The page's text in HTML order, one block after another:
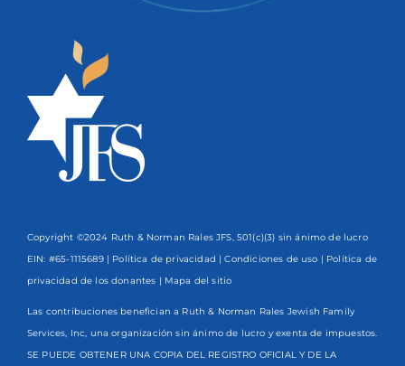
Copyright ©2024 Ruth & Norman Rales JFS, 501(c)(3) sin ánimo de lucro
EIN: #65-1115689 | Política de privacidad |Condiciones de uso | Política de
privacidad de los donantes | Mapa del sitio
Las contribuciones benefician a Ruth & Norman Rales Jewish Family
Services, Inc, una organización sin ánimo de lucro y exenta de impuestos.
SE PUEDE OBTENER UNA COPIA DEL REGISTRO OFICIAL Y DE LA